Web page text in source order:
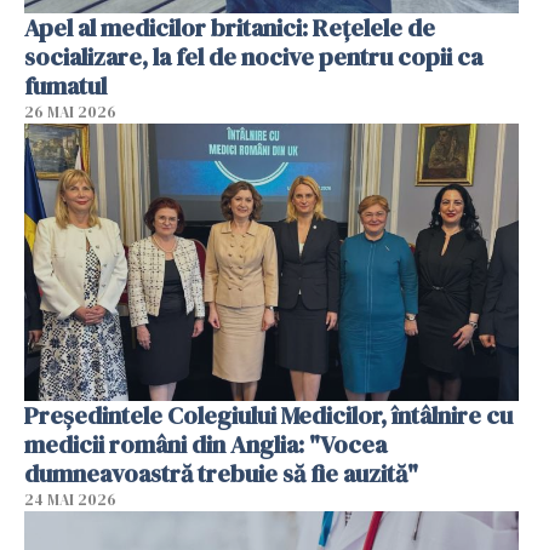
Apel al medicilor britanici: Reţelele de
socializare, la fel de nocive pentru copii ca
fumatul
26 MAI 2026
Președintele Colegiului Medicilor, întâlnire cu
medicii români din Anglia: "Vocea
dumneavoastră trebuie să fie auzită"
24 MAI 2026